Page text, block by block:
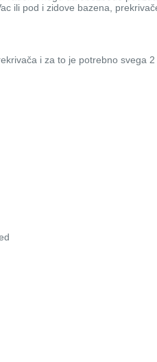
ili pod i zidove bazena,
i za to je potrebno svega 2